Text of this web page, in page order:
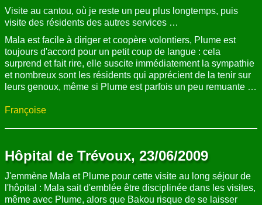
Visite au cantou, où je reste un peu plus longtemps, puis
visite des résidents des autres services …
Mala est facile à diriger et coopère volontiers, Plume est
toujours d'accord pour un petit coup de langue : cela
surprend et fait rire, elle suscite immédiatement la sympathie
et nombreux sont les résidents qui apprécient de la tenir sur
leurs genoux, même si Plume est parfois un peu remuante …
Françoise
Hôpital de Trévoux, 23/06/2009
J'emmène Mala et Plume pour cette visite au long séjour de
l'hôpital : Mala sait d'emblée être disciplinée dans les visites,
même avec Plume, alors que Bakou risque de se laisser